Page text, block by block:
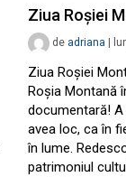
Ziua Roşiei
de adriana
Ziua Roşiei
Roşia Montană
documentară!
avea loc, ca în
în lume.
patrimoniul